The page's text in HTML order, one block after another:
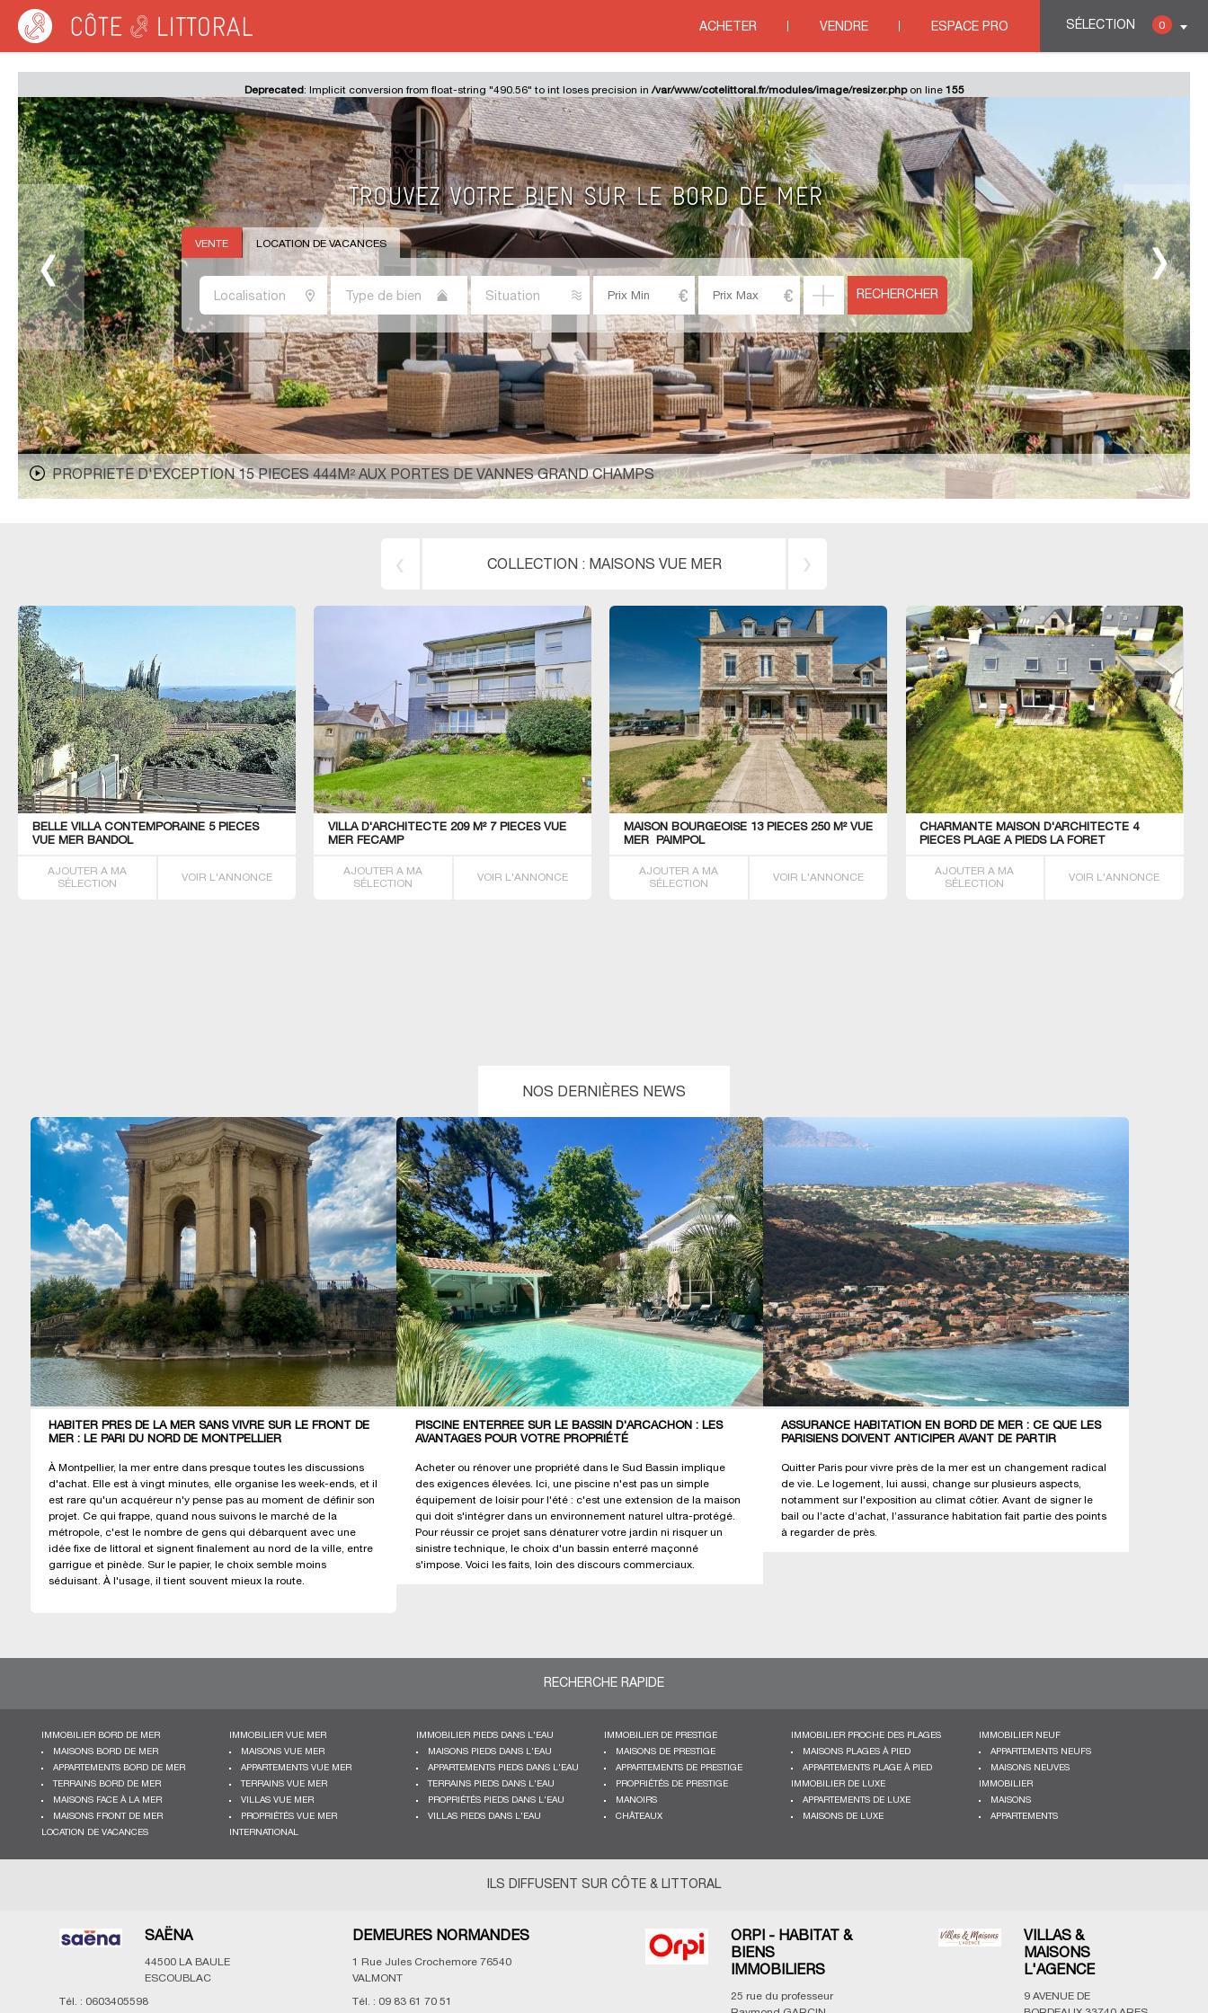
SÉLECTION 0
ACHETER VENDRE ESPACE PRO
Côte & Littoral
Deprecated: Implicit conversion from float-string "490.56" to int loses precision in /var/www/cotelittoral.fr/modules/image/resizer.phpon line 155
PROPRIETE D'EXCEPTION 15 PIECES 444M² AUX PORTES DE VANNES GRAND CHAMPS
VENTE LOCATION DE VACANCES
Localisation Type de bien Situation
COLLECTION : MAISONS VUE MER
BELLE VILLA CONTEMPORAINE 5 PIECES
VUE MER BANDOL
AJOUTER A MA
SÉLECTION
VOIR L'ANNONCE
VILLA D'ARCHITECTE 209 M² 7 PIECES VUE
MER FECAMP
AJOUTER A MA
SÉLECTION
VOIR L'ANNONCE
MAISON BOURGEOISE 13 PIECES 250 M² VUE
MER PAIMPOL
AJOUTER A MA
SÉLECTION
VOIR L'ANNONCE
CHARMANTE MAISON D'ARCHITECTE 4
PIECES PLAGE A PIEDS LA FORET
AJOUTER A MA
SÉLECTION
VOIR L'ANNONCE
NOS DERNIÈRES NEWS
HABITER PRÈS DE LA MER SANS VIVRE SUR LE FRONT DE
MER : LE PARI DU NORD DE MONTPELLIER
À Montpellier, la mer entre dans presque toutes les discussions
d'achat. Elle est à vingt minutes, elle organise les week-ends, et il
est rare qu'un acquéreur n'y pense pas au moment de définir son
projet. Ce qui frappe, quand nous suivons le marché de la
métropole, c'est le nombre de gens qui débarquent avec une
idée fixe de littoral et signent finalement au nord de la ville, entre
garrigue et pinède. Sur le papier, le choix semble moins
séduisant. À l'usage, il tient souvent mieux la route.
PISCINE ENTERRÉE SUR LE BASSIN D'ARCACHON : LES
AVANTAGES POUR VOTRE PROPRIÉTÉ
Acheter ou rénover une propriété dans le Sud Bassin implique
des exigences élevées. Ici, une piscine n'est pas un simple
équipement de loisir pour l'été : c'est une extension de la maison
qui doit s'intégrer dans un environnement naturel ultra-protégé.
Pour réussir ce projet sans dénaturer votre jardin ni risquer un
sinistre technique, le choix d'un bassin enterré maçonné
s'impose. Voici les faits, loin des discours commerciaux.
ASSURANCE HABITATION EN BORD DE MER : CE QUE LES
PARISIENS DOIVENT ANTICIPER AVANT DE PARTIR
Quitter Paris pour vivre près de la mer est un changement radical
de vie. Le logement, lui aussi, change sur plusieurs aspects,
notamment sur l'exposition au climat côtier. Avant de signer le
bail ou l’acte d’achat, l’assurance habitation fait partie des points
à regarder de près.
RECHERCHE RAPIDE
IMMOBILIER BORD DE MER
MAISONS BORD DE MER
APPARTEMENTS BORD DE MER
TERRAINS BORD DE MER
MAISONS FACE À LA MER
MAISONS FRONT DE MER
IMMOBILIER VUE MER
MAISONS VUE MER
APPARTEMENTS VUE MER
TERRAINS VUE MER
VILLAS VUE MER
PROPRIÉTÉS VUE MER
IMMOBILIER PIEDS DANS L'EAU
MAISONS PIEDS DANS L'EAU
APPARTEMENTS PIEDS DANS L'EAU
TERRAINS PIEDS DANS L'EAU
PROPRIÉTÉS PIEDS DANS L'EAU
VILLAS PIEDS DANS L'EAU
IMMOBILIER DE PRESTIGE
MAISONS DE PRESTIGE
APPARTEMENTS DE PRESTIGE
PROPRIÉTÉS DE PRESTIGE
MANOIRS
CHÂTEAUX
IMMOBILIER PROCHE DES PLAGES
MAISONS PLAGES À PIED
APPARTEMENTS PLAGE À PIED
IMMOBILIER NEUF
APPARTEMENTS NEUFS
MAISONS NEUVES
IMMOBILIER DE LUXE
APPARTEMENTS DE LUXE
MAISONS DE LUXE
IMMOBILIER
MAISONS
APPARTEMENTS
LOCATION DE VACANCES
INTERNATIONAL
ILS DIFFUSENT SUR CÔTE & LITTORAL
SAËNA
44500
LA BAULE
ESCOUBLAC
Tél. : 0603405598
DEMEURES NORMANDES
1 Rue Jules Crochemore 76540
VALMONT
Tél. : 09 83 61 70 51
ORPI - HABITAT &
BIENS
IMMOBILIERS
25 rue du professeur
VILLAS &
MAISONS
L'AGENCE
9 AVENUE DE